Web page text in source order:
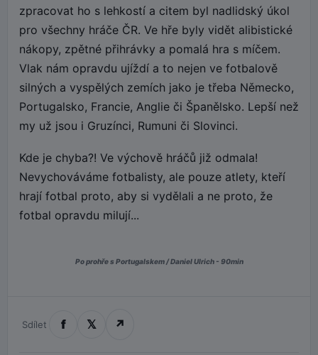
zpracovat ho s lehkostí a citem byl nadlidský úkol
pro všechny hráče ČR. Ve hře byly vidět alibistické
nákopy, zpětné přihrávky a pomalá hra s míčem.
Vlak nám opravdu ujíždí a to nejen ve fotbalově
silných a vyspělých zemích jako je třeba Německo,
Portugalsko, Francie, Anglie či Španělsko. Lepší než
my už jsou i Gruzínci, Rumuni či Slovinci.
Kde je chyba?! Ve výchově hráčů již odmala!
Nevychováváme fotbalisty, ale pouze atlety, kteří
hrají fotbal proto, aby si vydělali a ne proto, že
fotbal opravdu milují...
Po prohře s Portugalskem / Daniel Ulrich - 90min
Sdílet f 𝕏 ↗